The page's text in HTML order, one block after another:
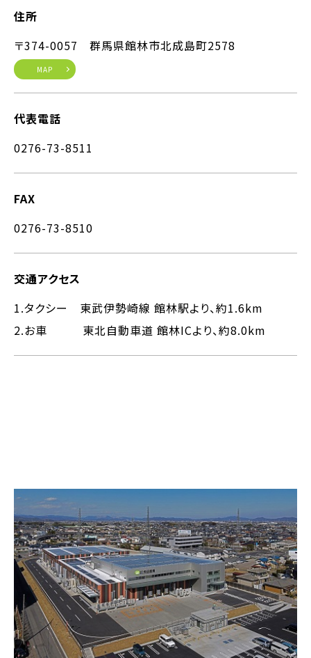
住所
〒374-0057 群馬県館林市北成島町2578
MAP
代表電話
0276-73-8511
FAX
0276-73-8510
交通アクセス
1.タクシー 東武伊勢崎線 館林駅より、約1.6km
2.お車 東北自動車道 館林ICより、約8.0km